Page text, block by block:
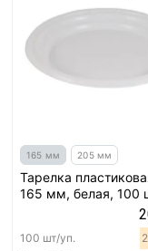
165 мм 205 мм
Тарелка
165 мм, белая, 100
100 шт/уп.